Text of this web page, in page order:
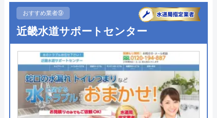
公式サイトを見る
0120-569-365
受付時間 8:00～22:00
水の生活救急車の基本情報
運営会社 株式会社生活救急車
●定休日
●出張見積もり
お見積り・出張費無料※ご成約に
至らない場合は出張費がかかる事
がございます
●支払い方法
現金、クレジットカード、コンビ
ニ決済、QRコード決済、ショッピ
ングローン、デビットカード決
済、銀行決済
おすすめ業者⑨
近畿水道サポートセンター